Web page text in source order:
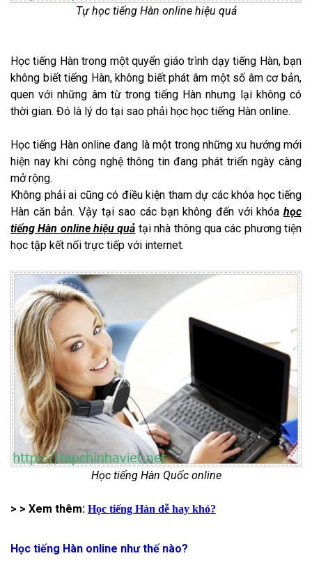
Tự học tiếng Hàn online hiệu quả
Học tiếng Hàn trong một quyển giáo trình dạy tiếng Hàn, bạn
không biết tiếng Hàn, không biết phát âm một số âm cơ bản,
quen với những âm từ trong tiếng Hàn nhưng lại không có
thời gian. Đó là lý do tại sao phải học học tiếng Hàn online.
Học tiếng Hàn online đang là một trong những xu hướng mới
hiện nay khi công nghệ thông tin đang phát triển ngày càng
mở rộng.
Không phải ai cũng có điều kiện tham dự các khóa học tiếng
Hàn căn bản. Vậy tại sao các bạn không đến với khóa học
tiếng Hàn online hiệu quả tại nhà thông qua các phương tiện
học tập kết nối trực tiếp với internet.
Học tiếng Hàn Quốc online
> > Xem thêm: Học tiếng Hàn dễ hay khó?
Học tiếng Hàn online như thế nào?